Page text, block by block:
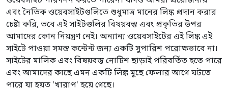
এবং নৈতিক ওয়েবসাইটগুলিতে শুধুমাত্র মানের লিঙ্ক প্রদান করার
চেষ্টা করি, তবে এই সাইটগুলির বিষয়বস্তু এবং প্রকৃতির উপর
আমাদের কোন নিয়ন্ত্রণ নেই। অন্যান্য ওয়েবসাইটের এই লিঙ্ক এই
সাইটে পাওয়া সমস্ত কন্টেন্ট জন্য একটি সুপারিশ পরোক্ষভাবে না।
সাইটের মালিক এবং বিষয়বস্তু নোটিশ ছাড়াই পরিবর্তিত হতে পারে
এবং আমাদের কাছে এমন একটি লিঙ্ক মুছে ফেলার আগে ঘটতে
পারে যা হয়ত 'খারাপ' হয়ে গেছে।